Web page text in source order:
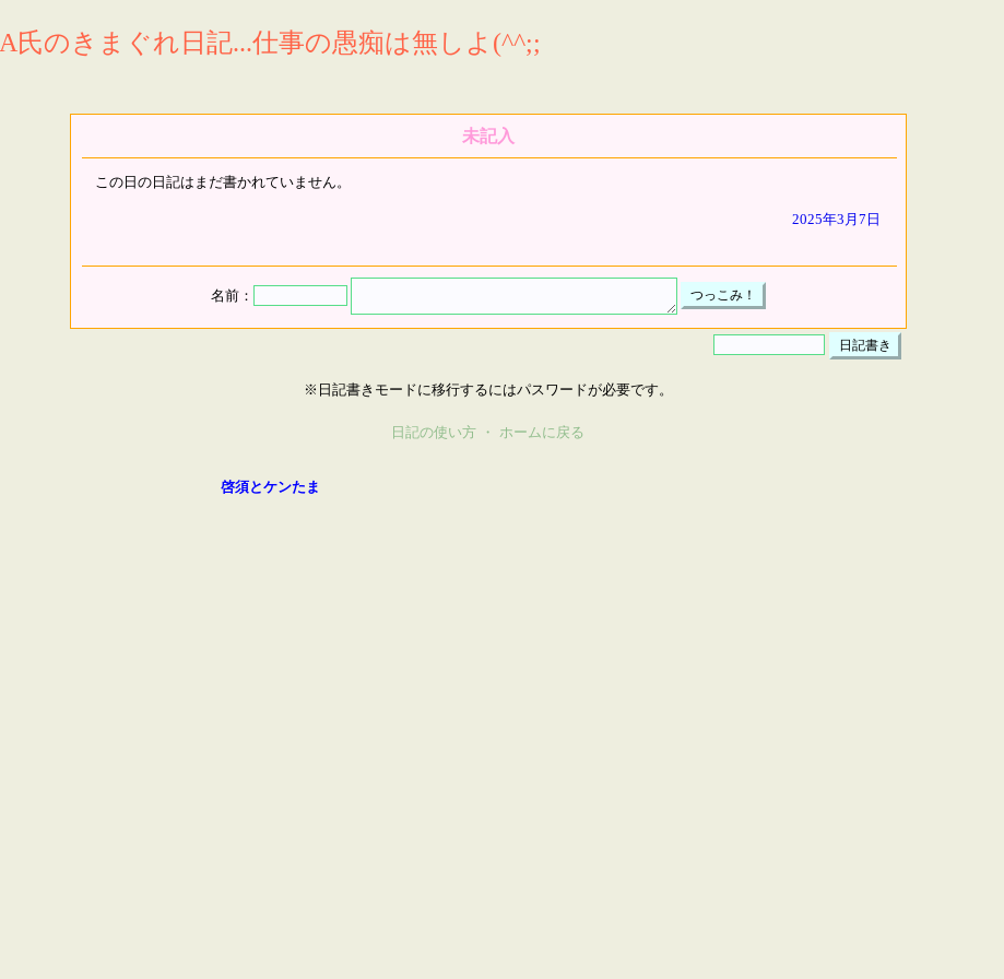
A氏のきまぐれ日記...仕事の愚痴は無しよ(^^;;
未記入
この日の日記はまだ書かれていません。
2025年3月7日
名前：
※日記書きモードに移行するにはパスワードが必要です。
日記の使い方 ・ ホームに戻る
啓須とケンたま